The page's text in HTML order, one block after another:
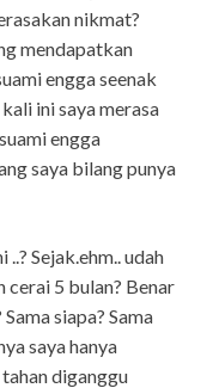
nikmat?
mendapatkan
engga seenak
ini saya merasa
engga
saya bilang punya
Sejak.ehm.. udah
cerai 5 bulan? Benar
siapa? Sama
saya hanya
diganggu